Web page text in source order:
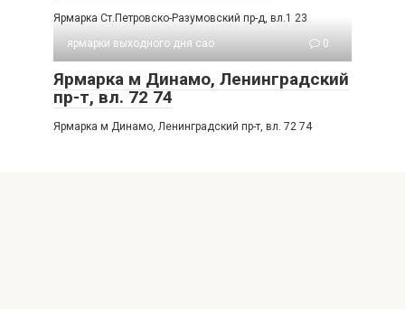
Ярмарка Ст.Петровско-Разумовский пр-д, вл.1 23
ярмарки выходного дня сао
0
Ярмарка м Динамо, Ленинградский
пр-т, вл. 72 74
Ярмарка м Динамо, Ленинградский пр-т, вл. 72 74